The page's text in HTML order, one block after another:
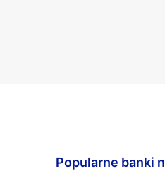
Popularne banki